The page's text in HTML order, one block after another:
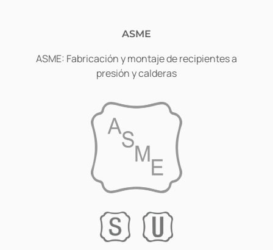
ASME
ASME: Fabricación y montaje de recipientes a
presión y calderas